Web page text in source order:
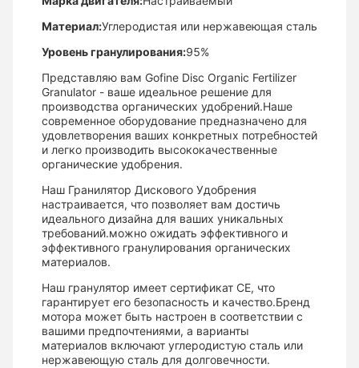
Материал:Углеродистая или нержавеющая сталь
Уровень гранулирования:95%
Представляю вам Gofine Disc Organic Fertilizer
Granulator - ваше идеальное решение для
производства органических удобрений.Наше
современное оборудование предназначено для
удовлетворения ваших конкретных потребностей
и легко производить высококачественные
органические удобрения.
Наш Гранилятор Дискового Удобрения
настраивается, что позволяет вам достичь
идеального дизайна для ваших уникальных
требований.можно ожидать эффективного и
эффективного гранулирования органических
материалов.
Наш гранулятор имеет сертификат CE, что
гарантирует его безопасность и качество.Бренд
мотора может быть настроен в соответствии с
вашими предпочтениями, а варианты
материалов включают углеродистую сталь или
нержавеющую сталь для долговечности.